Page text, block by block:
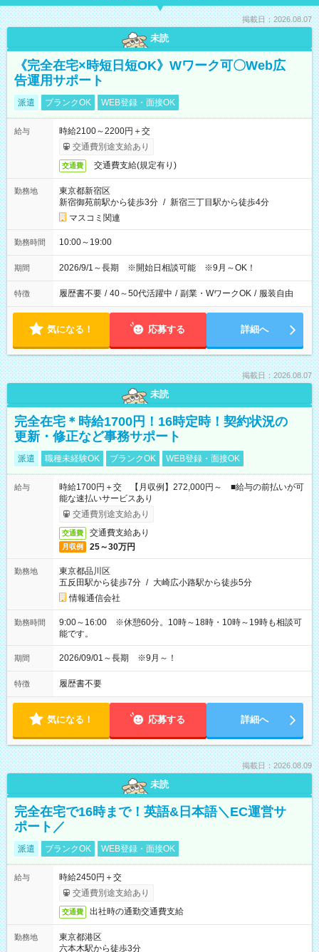
掲載日：2026.08.07
未読
《完全在宅×時短日短OK》Wワーク可〇Web広
告運用サポート
派遣 ブランクOK WEB登録・面接OK
給与
時給2100～2200円＋交
交通費別途支給あり
交通費 交通費支給(規定有り)
勤務地
東京都新宿区
新宿御苑前駅から徒歩3分 / 新宿三丁目駅から徒歩4分
マスコミ関連
勤務時間 10:00～19:00
期間 2026/9/1～長期 ※開始日相談可能 ※9月～OK！
特徴 履歴書不要 / 40～50代活躍中 / 副業・WワークOK / 服装自由
気になる！ 応募する 詳細へ
掲載日：2026.08.07
未読
完全在宅＊時給1700円！16時定時！契約状況の
更新・修正など事務サポート
派遣 職種未経験OK ブランクOK WEB登録・面接OK
給与
時給1700円＋交 【月収例】272,000円～ ■給与の前払いが可
能な速払いサービスあり
交通費別途支給あり
交通費 交通費支給あり
月収例 25～30万円
勤務地
東京都品川区
五反田駅から徒歩7分 / 大崎広小路駅から徒歩5分
情報通信会社
勤務時間
9:00～16:00 ※休憩60分。10時～18時・10時～19時も相談可
能です。
期間 2026/09/01～長期 ※9月～！
特徴 履歴書不要
気になる！ 応募する 詳細へ
掲載日：2026.08.09
未読
完全在宅で16時まで！英語&日本語＼EC運営サ
ポート／
派遣 ブランクOK WEB登録・面接OK
給与
時給2450円＋交
交通費別途支給あり
交通費 出社時の通勤交通費支給
勤務地
東京都港区
六本木駅から徒歩3分